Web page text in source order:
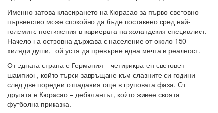
Именно затова класирането на Кюрасао за първо световно
първенство може спокойно да бъде поставено сред най-
големите постижения в кариерата на холандския специалист.
Начело на островна държава с население от около 150
хиляди души, той успя да превърне една мечта в реалност.
От едната страна е Германия – четирикратен световен
шампион, който търси завръщане към славните си години
след две поредни отпадания още в груповата фаза. От
другата е Кюрасао – дебютантът, който живее своята
футболна приказка.